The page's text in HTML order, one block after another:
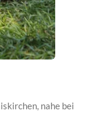
nahe bei